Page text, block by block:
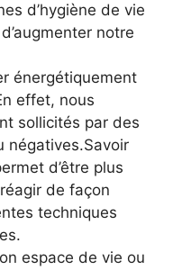
d’hygiène de vie
notre
énergétiquement
effet, nous
sollicités par des
négatives.Savoir
d’être plus
de façon
techniques
espace de vie ou